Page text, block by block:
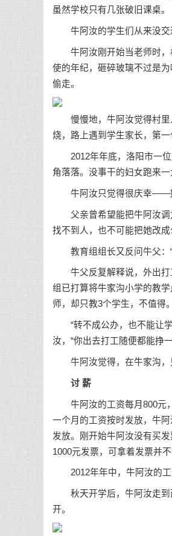
虽然学校只有几张破旧课桌。
牛阿汝的学生们从来没交
牛阿汝刚开始当老师时，
使的年纪，砸碎玻璃不过是
偷走。
慢慢地，牛阿汝觉得村里
烧，路上遇到学生家长，第
2012年年底，洛阳市一位
角落落。没事干的妇女跑来
牛阿汝只觉得很庆幸——好
父亲曾希望能把牛阿汝调
找不到人，也不可能把她改成
教育组组长又反问牛父：“
牛父反复解释说，外出打
组已打算将牛家沟小学的教
师，却只教3个学生，不值得。
“转不成公办，也不能让学
汝，“你出去打工随便都能挣
牛阿汝觉得，在牛家沟，
讨 薪
牛阿汝的工资每月800元，
一个月的工资按时发放，牛
发放。刚开始牛阿汝没有买
1000元发票，可拿着发票并
2012年年中，牛阿汝的工
秋天开学后，牛阿汝走到
开。